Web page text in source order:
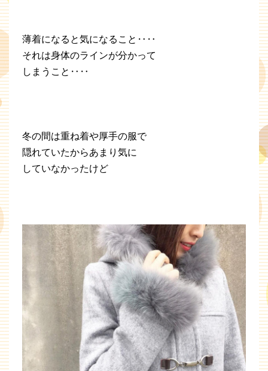
薄着になると気になること‥‥
それは身体のラインが分かって
しまうこと‥‥
冬の間は重ね着や厚手の服で
隠れていたからあまり気に
していなかったけど